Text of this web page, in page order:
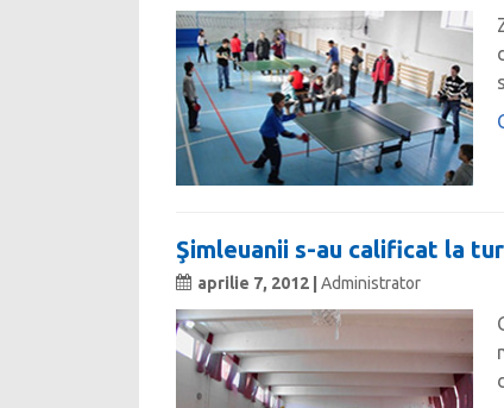
Şimleuanii s-au calificat la
aprilie 7, 2012 | Administrator